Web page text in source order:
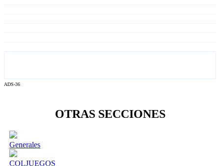
ADS-36
OTRAS SECCIONES
Generales
COLJUEGOS